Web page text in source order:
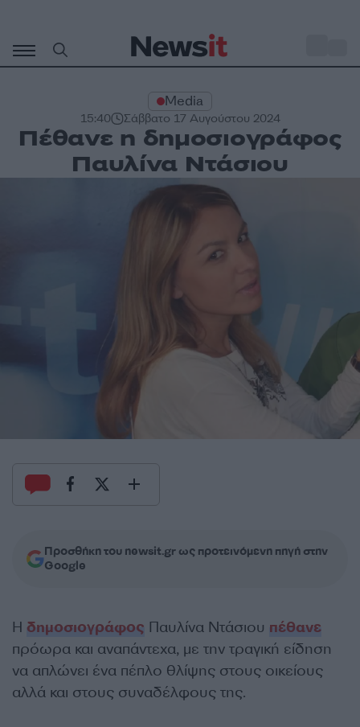
περιεχόμενο
Media
15:40 Σάββατο 17 Αυγούστου 2024
Πέθανε η δημοσιογράφος
Παυλίνα Ντάσιου
Προσθήκη του newsit.gr ως προτεινόμενη πηγή στην
Google
Η δημοσιογράφος Παυλίνα Ντάσιου πέθανε
πρόωρα και αναπάντεχα, με την τραγική είδηση
να απλώνει ένα πέπλο θλίψης στους οικείους
αλλά και στους συναδέλφους της.